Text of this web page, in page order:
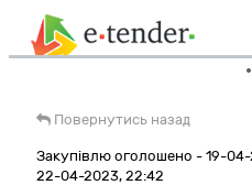
Повернутись назад
Закупівлю оголошено - 19-04-
22-04-2023, 22:42